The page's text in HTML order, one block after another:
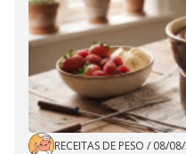
RECEITAS DE PESO / 08/